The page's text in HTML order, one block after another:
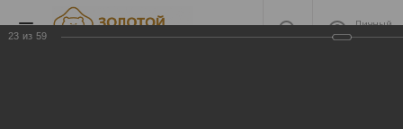
Личный
кабинет
23 из 59